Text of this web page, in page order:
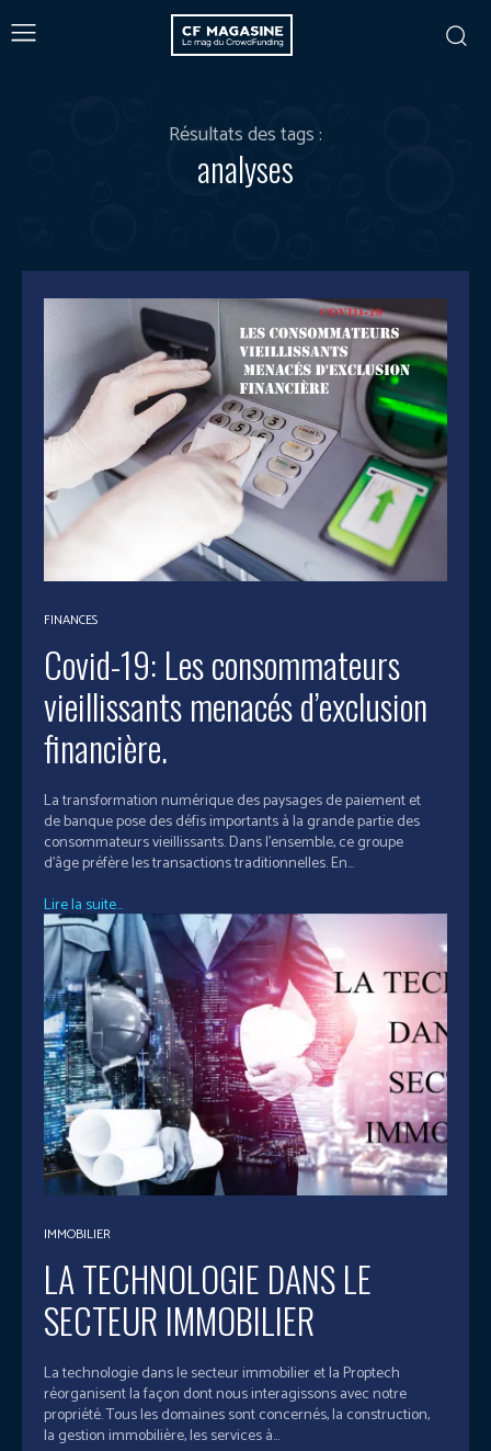
Résultats des tags :
analyses
FINANCES
Covid-19: Les consommateurs
vieillissants menacés d’exclusion
financière.
La transformation numérique des paysages de paiement et
de banque pose des défis importants à la grande partie des
consommateurs vieillissants. Dans l'ensemble, ce groupe
d'âge préfère les transactions traditionnelles. En...
Lire la suite...
IMMOBILIER
LA TECHNOLOGIE DANS LE
SECTEUR IMMOBILIER
La technologie dans le secteur immobilier et la Proptech
réorganisent la façon dont nous interagissons avec notre
propriété. Tous les domaines sont concernés, la construction,
la gestion immobilière, les services à...